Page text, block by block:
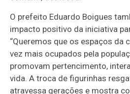
O prefeito Eduardo Boigues
impacto positivo da iniciativa
“Queremos que os espaços da
vez mais ocupados pela
promovam pertencimento,
vida. A troca de figurinhas
atravessa gerações e mostra